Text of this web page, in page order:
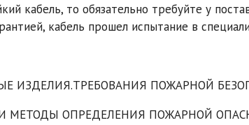
кабель, то обязательно требуйте у
кабель прошел испытание в
ИЗДЕЛИЯ.ТРЕБОВАНИЯ ПОЖАРНОЙ
МЕТОДЫ ОПРЕДЕЛЕНИЯ ПОЖАРНОЙ